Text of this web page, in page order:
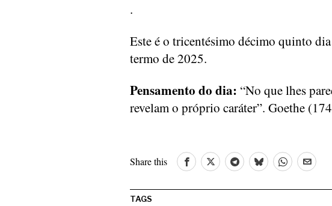
.
Este é o tricentésimo décimo quinto
termo de 2025.
Pensamento do dia: “No que lhes
revelam o próprio caráter”. Goethe
Share this
TAGS